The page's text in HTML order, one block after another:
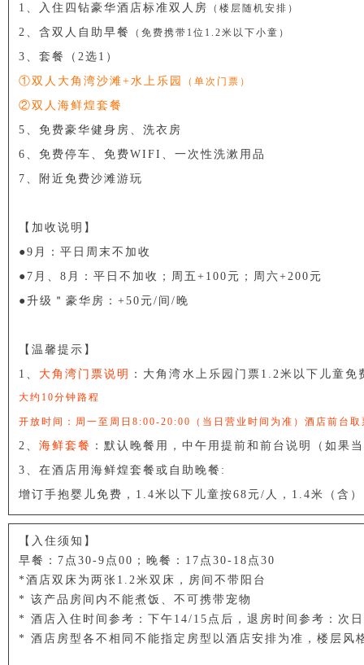
1、入住四钻豪华酒店标准双人房
（楼层随机安排）
2、含双人自助早餐 （免费携带1位1.2米以下小童）
3、套餐（2选1）
①双人大角湾沙滩+水上乐园
（单次门票）
②双人海鲜煌套餐
5、免费豪华健身房、洗衣房
6、免费停车、免费WIFI、一次性洗漱用品
7、附近免费沙滩游玩
【加收说明】
●9月：平日周末不加收
●7月、8月：平日不加收；周五+100元；周六+200元
●升级＂豪华房：+50元/间/晚
【温馨提示】
1、 大角湾门票说明 ：大角湾水上乐园门票1.2米以下儿童
大约10分钟路程
开放时间：周一至周日8:00-20:00（当日营业时间为准）酒店前台取
2、 海鲜套餐 ：默认晚餐用，中午用提前和前台说明（如果
3、在酒店用海鲜煌套餐或自助晚餐:
增订手抱婴儿免费，1.4米以下儿童按68元/人，1.4米（含
【入住须知】
早餐：7点30-9点00；晚餐：17点30-18点30
*酒店双床为两张1.2米双床，房间不带阳台
* 该产品房间内不能煮饭、不可携带宠物
* 酒店入住时间参考：下午14/15点后，退房时间参考：次
* 酒店房型各不相同不能指定房型以酒店安排为准，楼层风